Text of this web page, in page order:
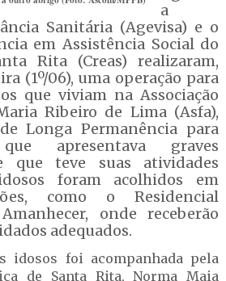
a
Sanitária (Agevisa) e o
em Assistência Social do
Rita (Creas) realizaram,
(1º/06), uma operação para
que viviam na Associação
Ribeiro de Lima (Asfa),
Longa Permanência para
apresentava graves
que teve suas atividades
foram acolhidos em
como o Residencial
onde receberão
adequados.
idosos foi acompanhada pela
de Santa Rita, Norma Maia